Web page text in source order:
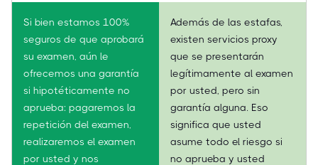
Si bien estamos 100%
seguros de que aprobará
su examen, aún le
ofrecemos una garantía
si hipotéticamente no
aprueba: pagaremos la
repetición del examen,
realizaremos el examen
por usted y nos
Además de las estafas,
existen servicios proxy
que se presentarán
legítimamente al examen
por usted, pero sin
garantía alguna. Eso
significa que usted
asume todo el riesgo si
no aprueba y usted